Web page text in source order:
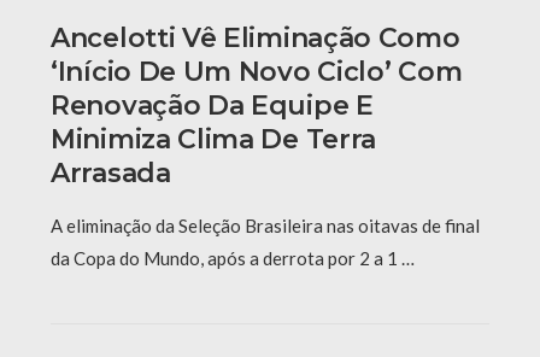
Ancelotti Vê Eliminação Como
‘início De Um Novo Ciclo’ Com
Renovação Da Equipe E
Minimiza Clima De Terra
Arrasada
A eliminação da Seleção Brasileira nas oitavas de final
da Copa do Mundo, após a derrota por 2 a 1 …